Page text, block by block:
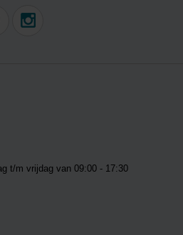
t/m vrijdag van 09:00 - 17:30